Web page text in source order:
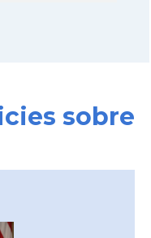
sobre